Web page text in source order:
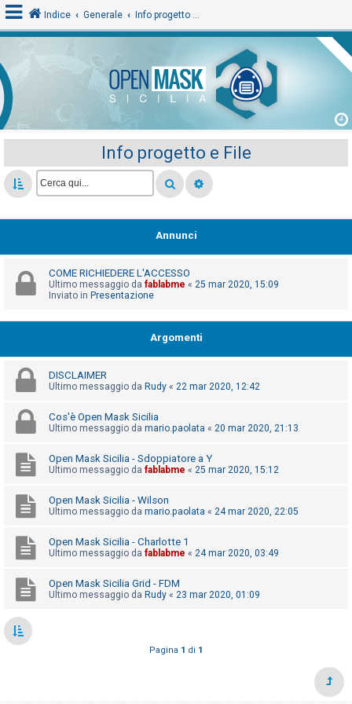
o
g
i
o
m
n
i
s
n
z
a
r
i
s
p
o
a
Indice Generale Info progetto e File
Info progetto e File
Annunci
COME RICHIEDERE L'ACCESSO
Ultimo messaggio da fablabme « 25 mar 2020, 15:09
Inviato in Presentazione
Argomenti
DISCLAIMER
Ultimo messaggio da Rudy « 22 mar 2020, 12:42
Cos'è Open Mask Sicilia
Ultimo messaggio da mario.paolata « 20 mar 2020, 21:13
Open Mask Sicilia - Sdoppiatore a Y
Ultimo messaggio da fablabme « 25 mar 2020, 15:12
Open Mask Sicilia - Wilson
Ultimo messaggio da mario.paolata « 24 mar 2020, 22:05
Open Mask Sicilia - Charlotte 1
Ultimo messaggio da fablabme « 24 mar 2020, 03:49
Open Mask Sicilia Grid - FDM
Ultimo messaggio da Rudy « 23 mar 2020, 01:09
Pagina 1 di 1